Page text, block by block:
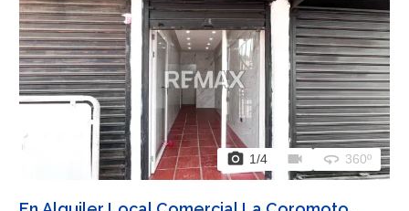
photo_camera 1/4 videocam 360 360º